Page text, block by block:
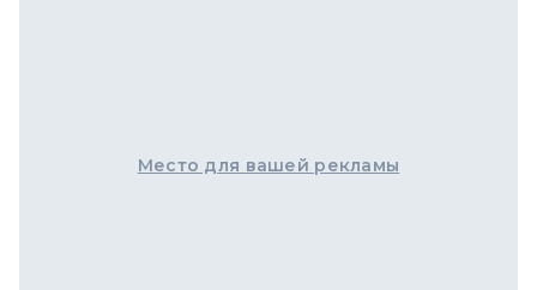
Место для вашей рекламы